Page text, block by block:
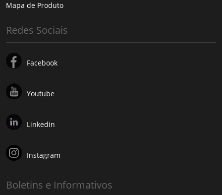
Mapa de Produto
Redes Sociais
Facebook
Youtube
Linkedin
Instagram
Boletins e Informativos